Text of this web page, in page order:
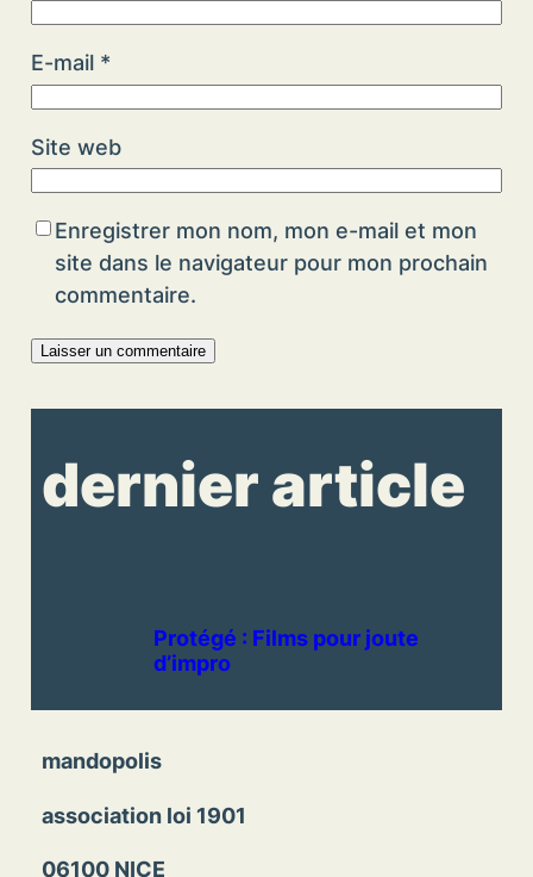
E-mail *
Site web
Enregistrer mon nom, mon e-mail et mon
site dans le navigateur pour mon prochain
commentaire.
dernier article
Protégé : Films pour joute
d’impro
mandopolis
association loi 1901
06100 NICE